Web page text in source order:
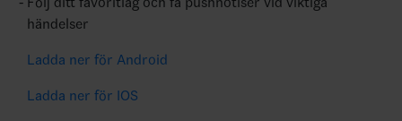
händelser
Ladda ner för Android
Ladda ner för IOS